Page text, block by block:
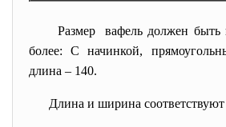
Размер вафель должен быть
более: С начинкой,
длина – 140.
Длина и ширина соответствуют